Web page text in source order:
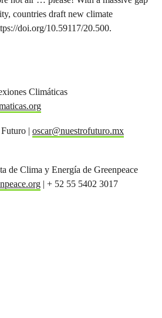
countries draft new climate
doi.org/10.59117/20.500.
Climáticas
| oscar@nuestrofuturo.mx
de Clima y Energía de Greenpeace
| + 52 55 5402 3017